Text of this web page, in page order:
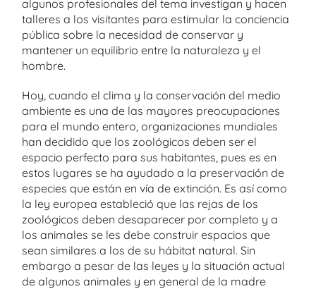
algunos profesionales del tema investigan y hacen
talleres a los visitantes para estimular la conciencia
pública sobre la necesidad de conservar y
mantener un equilibrio entre la naturaleza y el
hombre.
Hoy, cuando el clima y la conservación del medio
ambiente es una de las mayores preocupaciones
para el mundo entero, organizaciones mundiales
han decidido que los zoológicos deben ser el
espacio perfecto para sus habitantes, pues es en
estos lugares se ha ayudado a la preservación de
especies que están en vía de extinción. Es así como
la ley europea estableció que las rejas de los
zoológicos deben desaparecer por completo y a
los animales se les debe construir espacios que
sean similares a los de su hábitat natural. Sin
embargo a pesar de las leyes y la situación actual
de algunos animales y en general de la madre